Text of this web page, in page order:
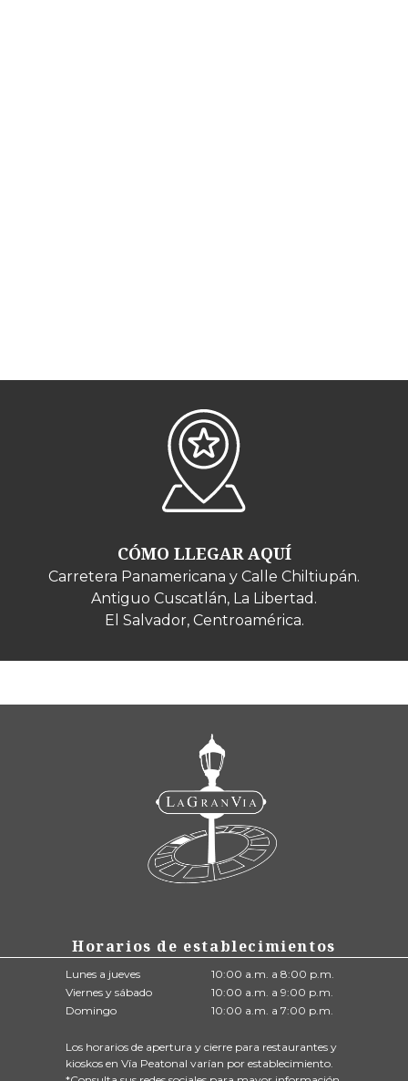
CÓMO LLEGAR AQUÍ
Carretera Panamericana y Calle Chiltiupán.
Antiguo Cuscatlán, La Libertad.
El Salvador, Centroamérica.
Horarios de establecimientos
Lunes a jueves
10:00 a.m. a 8:00 p.m.
Viernes y sábado
10:00 a.m. a 9:00 p.m.
Domingo
10:00 a.m. a 7:00 p.m.
Los horarios de apertura y cierre para restaurantes y
kioskos en Vía Peatonal varían por establecimiento.